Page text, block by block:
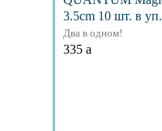
3.5cm 10 шт. в
Два в одном!
335 a